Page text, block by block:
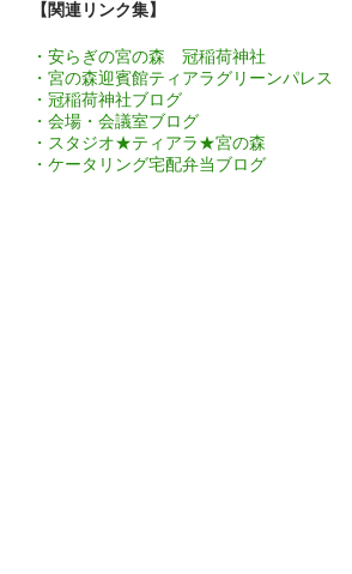
【関連リンク集】
・安らぎの宮の森 冠稲荷神社
・宮の森迎賓館ティアラグリーンパレス
・冠稲荷神社ブログ
・会場・会議室ブログ
・スタジオ★ティアラ★宮の森
・ケータリング宅配弁当ブログ